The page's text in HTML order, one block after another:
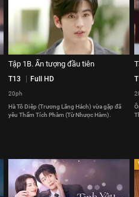
Tập 1B. Ấn tượng đầu tiên
T13 Full HD
20ph
Hà Tô Diệp (Trương Lăng Hách) vừa gặp đã
yêu Thẩm Tích Phàm (Từ Nhược Hàm).